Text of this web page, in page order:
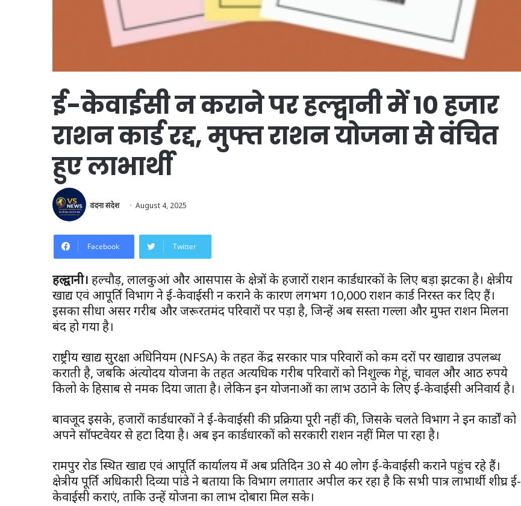
ई-केवाईसी न कराने पर हल्द्वानी में 10 हजार
राशन कार्ड रद्द, मुफ्त राशन योजना से वंचित
हुए लाभार्थी
वंदना संदेश August 4, 2025
Facebook Twitter
हल्द्वानी। हल्दूचौड़, लालकुआं और आसपास के क्षेत्रों के हजारों राशन कार्डधारकों के लिए बड़ा झटका है। क्षेत्रीय
खाद्य एवं आपूर्ति विभाग ने ई-केवाईसी न कराने के कारण लगभग 10,000 राशन कार्ड निरस्त कर दिए हैं।
इसका सीधा असर गरीब और जरूरतमंद परिवारों पर पड़ा है, जिन्हें अब सस्ता गल्ला और मुफ्त राशन मिलना
बंद हो गया है।
राष्ट्रीय खाद्य सुरक्षा अधिनियम (NFSA) के तहत केंद्र सरकार पात्र परिवारों को कम दरों पर खाद्यान्न उपलब्ध
कराती है, जबकि अंत्योदय योजना के तहत अत्यधिक गरीब परिवारों को निशुल्क गेहूं, चावल और आठ रुपये
किलो के हिसाब से नमक दिया जाता है। लेकिन इन योजनाओं का लाभ उठाने के लिए ई-केवाईसी अनिवार्य है।
बावजूद इसके, हजारों कार्डधारकों ने ई-केवाईसी की प्रक्रिया पूरी नहीं की, जिसके चलते विभाग ने इन कार्डों को
अपने सॉफ्टवेयर से हटा दिया है। अब इन कार्डधारकों को सरकारी राशन नहीं मिल पा रहा है।
रामपुर रोड स्थित खाद्य एवं आपूर्ति कार्यालय में अब प्रतिदिन 30 से 40 लोग ई-केवाईसी कराने पहुंच रहे हैं।
क्षेत्रीय पूर्ति अधिकारी दिव्या पांडे ने बताया कि विभाग लगातार अपील कर रहा है कि सभी पात्र लाभार्थी शीघ्र ई-
केवाईसी कराएं, ताकि उन्हें योजना का लाभ दोबारा मिल सके।